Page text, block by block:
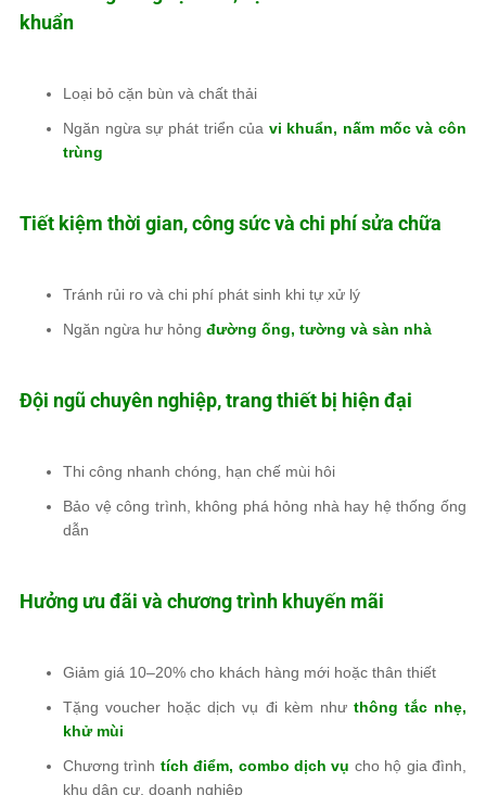
khuẩn
Loại bỏ cặn bùn và chất thải
Ngăn ngừa sự phát triển của vi khuẩn, nấm mốc và côn
trùng
Tiết kiệm thời gian, công sức và chi phí sửa chữa
Tránh rủi ro và chi phí phát sinh khi tự xử lý
Ngăn ngừa hư hỏng đường ống, tường và sàn nhà
Đội ngũ chuyên nghiệp, trang thiết bị hiện đại
Thi công nhanh chóng, hạn chế mùi hôi
Bảo vệ công trình, không phá hỏng nhà hay hệ thống ống
dẫn
Hưởng ưu đãi và chương trình khuyến mãi
Giảm giá 10–20% cho khách hàng mới hoặc thân thiết
Tặng voucher hoặc dịch vụ đi kèm như thông tắc nhẹ,
khử mùi
Chương trình tích điểm, combo dịch vụ cho hộ gia đình,
khu dân cư, doanh nghiệp